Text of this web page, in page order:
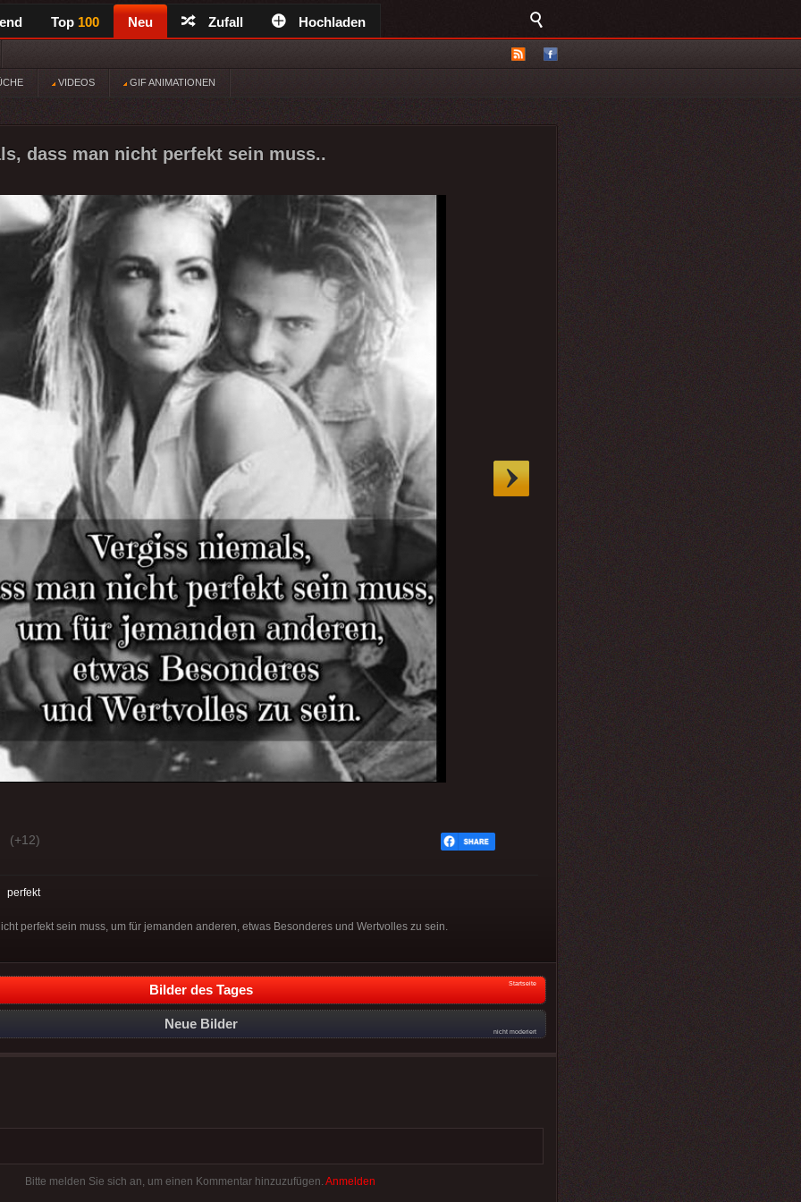
Top 100 Neu Zufall Hochladen
VIDEOS GIF ANIMATIONEN
dass man nicht perfekt sein muss..
(+12)
perfekt
perfekt sein muss, um für jemanden anderen, etwas Besonderes und Wertvolles zu sein.
Bilder des Tages Startseite
Neue Bilder
nicht moderiert
Bitte melden Sie sich an, um einen Kommentar hinzuzufügen. Anmelden